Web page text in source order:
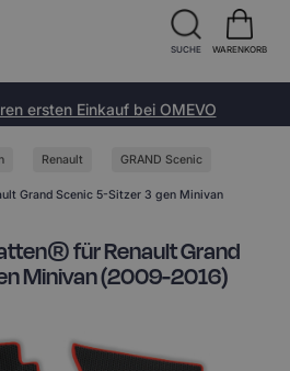
ersten Einkauf bei OMEVO
Renault GRAND Scenic
Grand Scenic 5-Sitzer 3 gen Minivan
für Renault Grand
Minivan (2009-2016)
SUCHE WARENKORB